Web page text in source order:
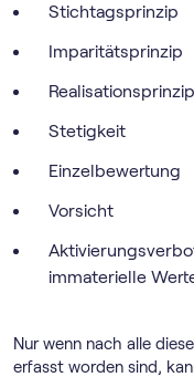
Stichtagsprinzip
Imparitätsprinzip
Realisationsprinzip
Stetigkeit
Einzelbewertung
Vorsicht
immaterielle
Nur wenn nach alle
erfasst worden sind,